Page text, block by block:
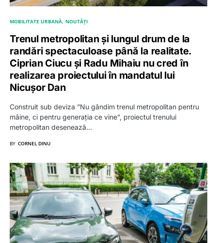
MOBILITATE URBANĂ NOUTĂȚI
Trenul metropolitan și lungul drum de la
randări spectaculoase până la realitate.
Ciprian Ciucu și Radu Mihaiu nu cred în
realizarea proiectului în mandatul lui
Nicușor Dan
Construit sub deviza ”Nu gândim trenul metropolitan pentru
mâine, ci pentru generația ce vine”, proiectul trenului
metropolitan desenează…
BY CORNEL DINU